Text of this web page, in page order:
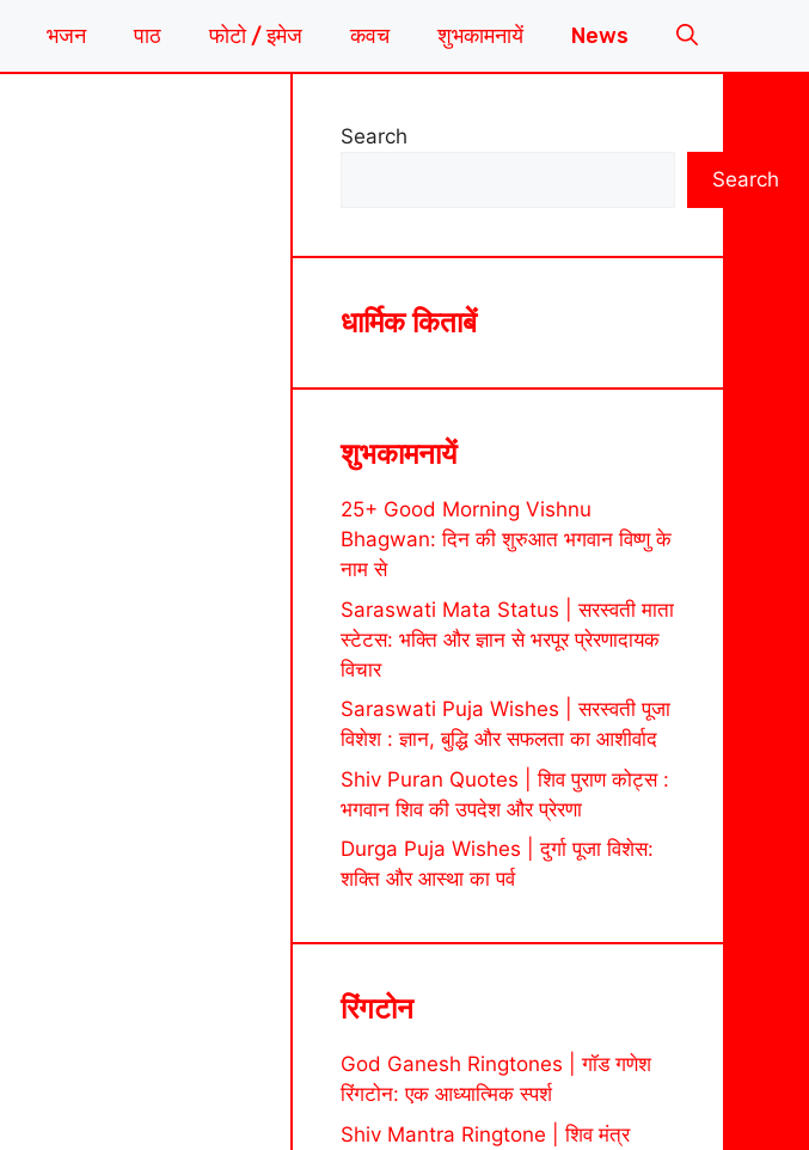
भजन पाठ फोटो / इमेज कवच शुभकामनायें News
Search
Search
धार्मिक किताबें
शुभकामनायें
25+ Good Morning Vishnu
Bhagwan: दिन की शुरुआत भगवान विष्णु के
नाम से
Saraswati Mata Status | सरस्वती माता
स्टेटस: भक्ति और ज्ञान से भरपूर प्रेरणादायक
विचार
Saraswati Puja Wishes | सरस्वती पूजा
विशेश : ज्ञान, बुद्धि और सफलता का आशीर्वाद
Shiv Puran Quotes | शिव पुराण कोट्स :
भगवान शिव की उपदेश और प्रेरणा
Durga Puja Wishes | दुर्गा पूजा विशेस:
शक्ति और आस्था का पर्व
रिंगटोन
God Ganesh Ringtones | गॉड गणेश
रिंगटोन: एक आध्यात्मिक स्पर्श
Shiv Mantra Ringtone | शिव मंत्र